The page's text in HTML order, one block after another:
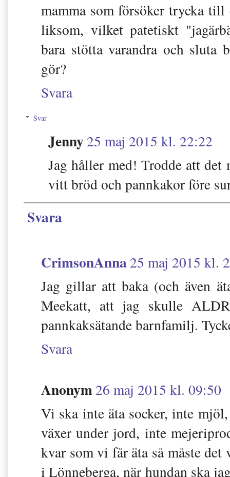
mamma som försöker trycka till
liksom, vilket patetiskt
bara stötta varandra och sluta
gör?
Svara
Svar
Jenny25 maj 2015 kl. 22:22
Jag håller med! Trodde att det
vitt bröd och pannkakor före
Svara
CrimsonAnna25 maj 2015 kl.
Jag gillar att baka (och även
Meekatt, att jag skulle
pannkaksätande barnfamilj.
Svara
Anonym26 maj 2015 kl. 09:50
Vi ska inte äta socker, inte
växer under jord, inte
kvar som vi får äta så måste
i Lönneberga, när hundan ska